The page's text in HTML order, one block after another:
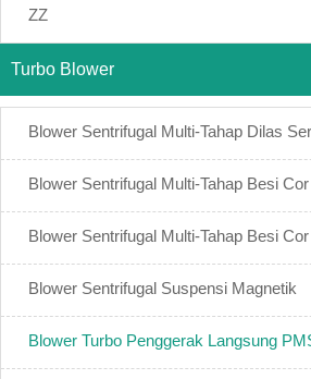
ZZ
Turbo Blower
Blower Sentrifugal Multi-Tahap Dilas
Blower Sentrifugal Multi-Tahap Besi
Blower Sentrifugal Multi-Tahap Besi
Blower Sentrifugal Suspensi Magnetik
Blower Turbo Penggerak Langsung